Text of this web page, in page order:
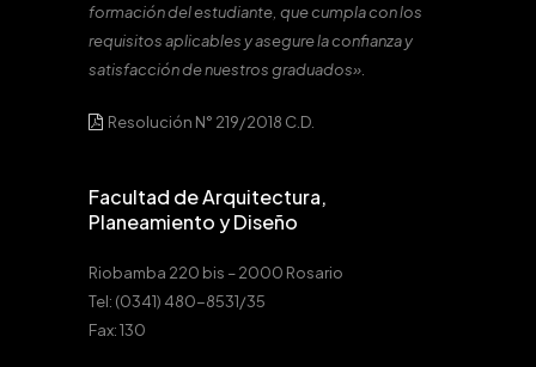
formación del estudiante, que cumpla con los
requisitos aplicables y asegure la confianza y
satisfacción de nuestros graduados».
Resolución N° 219/2018 C.D.
Facultad de Arquitectura,
Planeamiento y Diseño
Riobamba 220 bis – 2000 Rosario
Tel: (0341) 480-8531/35
Fax: 130